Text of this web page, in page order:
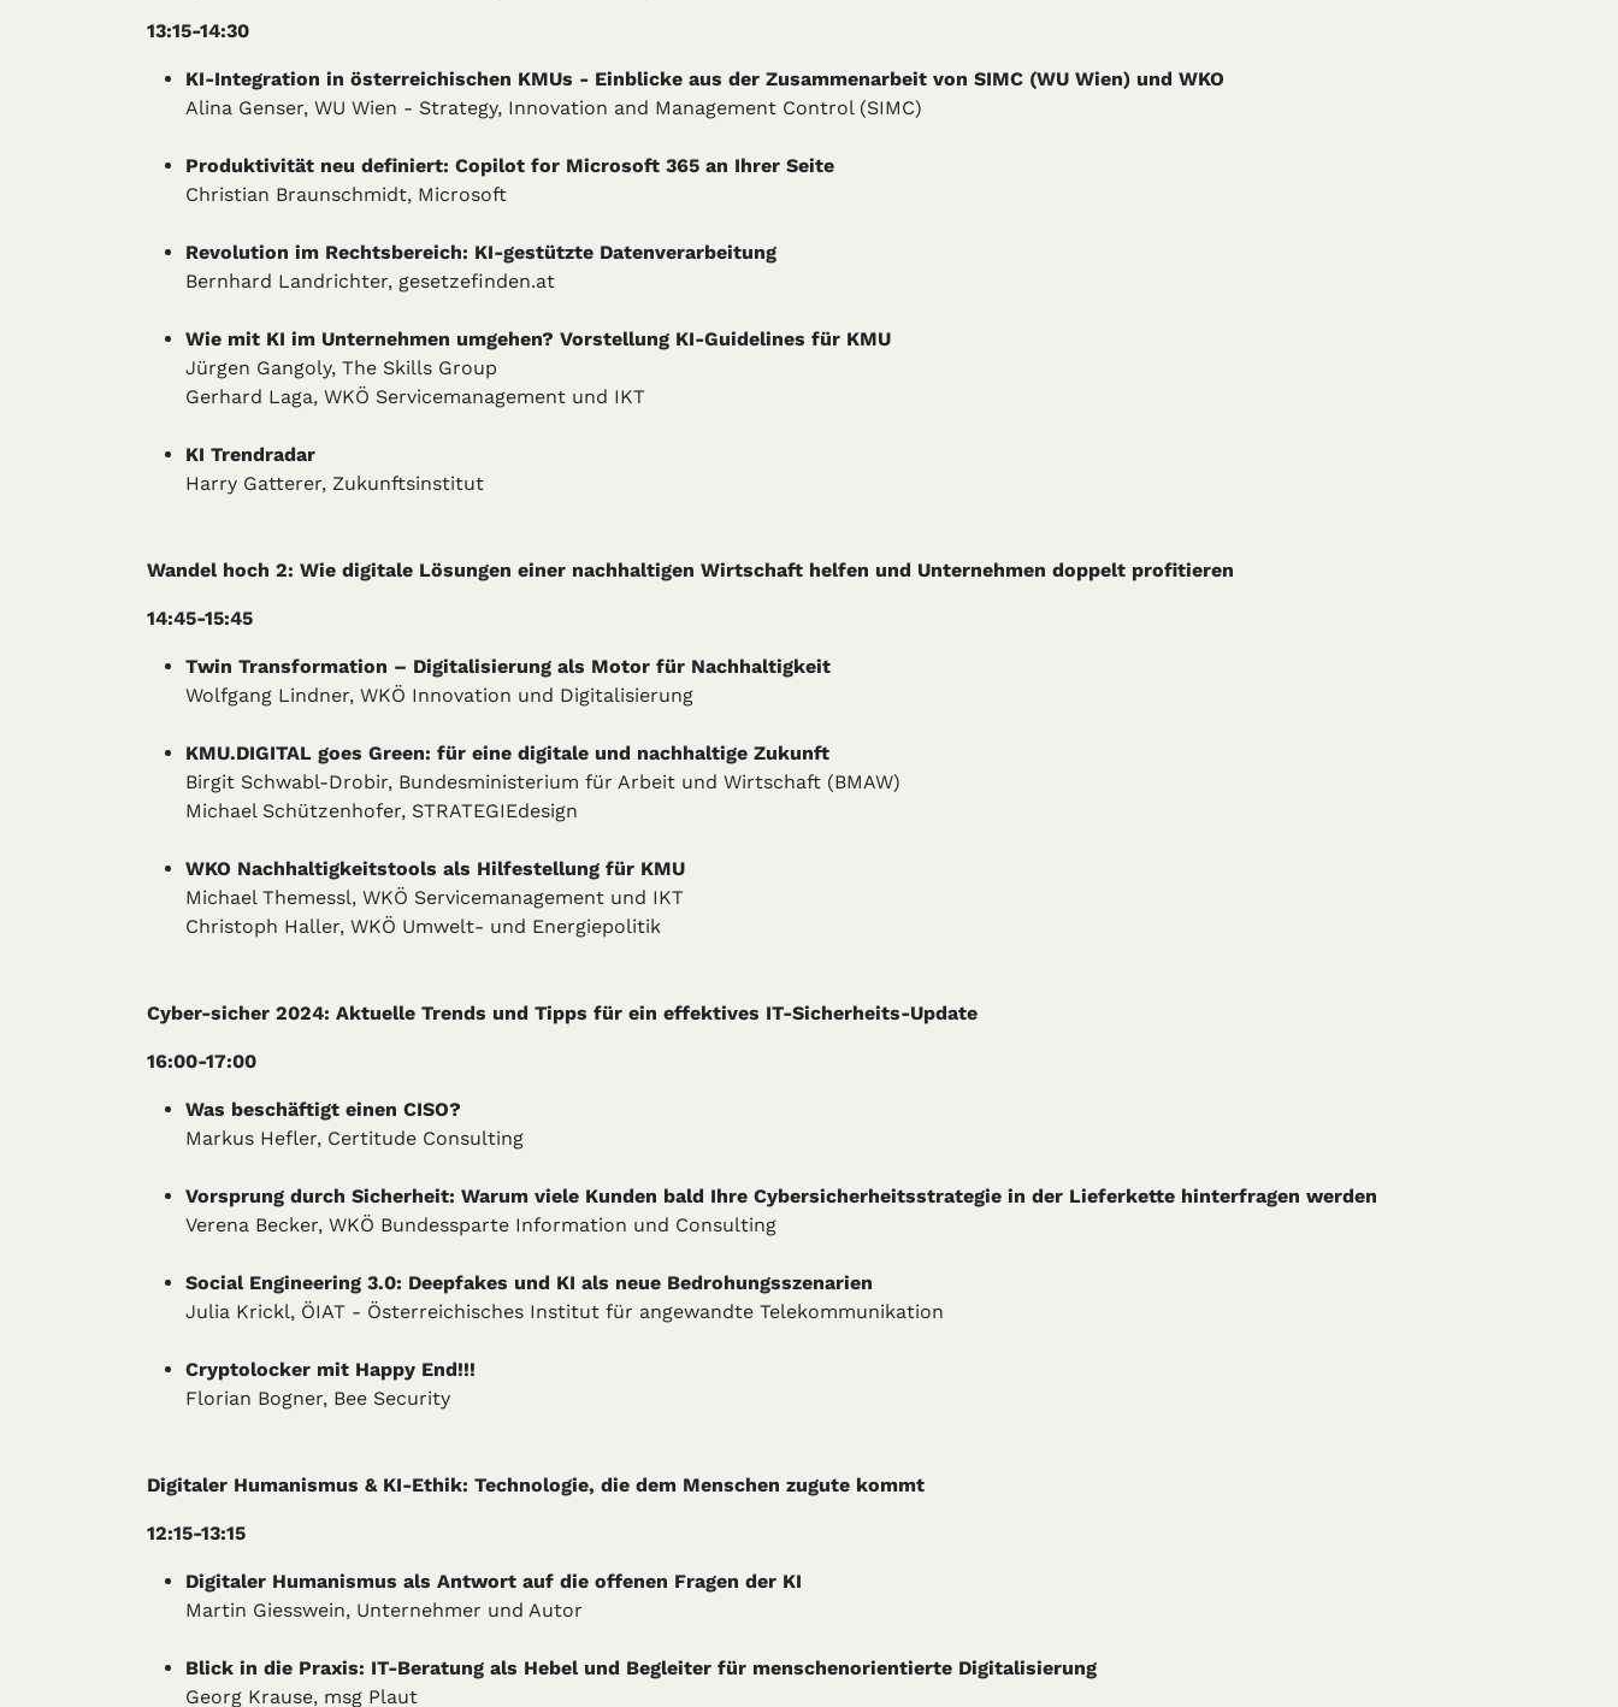
13:15-14:30
KI-Integration in österreichischen KMUs - Einblicke aus der Zusammenarbeit von SIMC (WU Wien) und WKO
Alina Genser, WU Wien - Strategy, Innovation and Management Control (SIMC)
Produktivität neu definiert: Copilot for Microsoft 365 an Ihrer Seite
Christian Braunschmidt, Microsoft
Revolution im Rechtsbereich: KI-gestützte Datenverarbeitung
Bernhard Landrichter, gesetzefinden.at
Wie mit KI im Unternehmen umgehen? Vorstellung KI-Guidelines für KMU
Jürgen Gangoly, The Skills Group
Gerhard Laga, WKÖ Servicemanagement und IKT
KI Trendradar
Harry Gatterer, Zukunftsinstitut
Wandel hoch 2: Wie digitale Lösungen einer nachhaltigen Wirtschaft helfen und Unternehmen doppelt profitieren
14:45-15:45
Twin Transformation – Digitalisierung als Motor für Nachhaltigkeit
Wolfgang Lindner, WKÖ Innovation und Digitalisierung
KMU.DIGITAL goes Green: für eine digitale und nachhaltige Zukunft
Birgit Schwabl-Drobir, Bundesministerium für Arbeit und Wirtschaft (BMAW)
Michael Schützenhofer, STRATEGIEdesign
WKO Nachhaltigkeitstools als Hilfestellung für KMU
Michael Themessl, WKÖ Servicemanagement und IKT
Christoph Haller, WKÖ Umwelt- und Energiepolitik
Cyber-sicher 2024: Aktuelle Trends und Tipps für ein effektives IT-Sicherheits-Update
16:00-17:00
Was beschäftigt einen CISO?
Markus Hefler, Certitude Consulting
Vorsprung durch Sicherheit: Warum viele Kunden bald Ihre Cybersicherheitsstrategie in der Lieferkette hinterfragen werden
Verena Becker, WKÖ Bundessparte Information und Consulting
Social Engineering 3.0: Deepfakes und KI als neue Bedrohungsszenarien
Julia Krickl, ÖIAT - Österreichisches Institut für angewandte Telekommunikation
Cryptolocker mit Happy End!!!
Florian Bogner, Bee Security
Digitaler Humanismus & KI-Ethik: Technologie, die dem Menschen zugute kommt
12:15-13:15
Digitaler Humanismus als Antwort auf die offenen Fragen der KI
Martin Giesswein, Unternehmer und Autor
Blick in die Praxis: IT-Beratung als Hebel und Begleiter für menschenorientierte Digitalisierung
Georg Krause, msg Plaut